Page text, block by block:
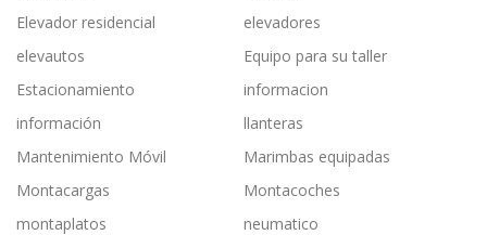
Elevador residencial
elevadores
elevautos
Equipo para su taller
Estacionamiento
informacion
información
llanteras
Mantenimiento Móvil
Marimbas equipadas
Montacargas
Montacoches
montaplatos
neumatico